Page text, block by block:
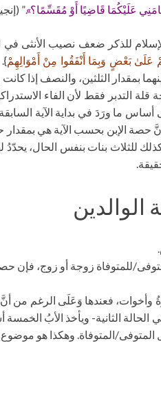
عَلَيْكُمَا قَاضِيًا أَوْ مُقَسِّمًا؟».” (إنجيل
للذكر ضعف نصيب الأنثى
عَلَىٰ بَعْضٍ وَبِمَا أَنْفَقُوا مِنْ أَمْوَالِهِمْ
بمقدار الثلثين، والنصف إذا
التدبر فقط لأن الفاء
ما ورَدَ في بداية الآية
حصة الإبن بحسب الآية هي
للثلاث بنات بنفس الحال، يحدّدُ
للمتوفاة زوجة أو زوج، فإن
وأخوات، فعندها وَعَلَى الرغم من أنَّ
الثانية- ويأخذ الأبُ
المتوفاة. وهكذا هو موضوع